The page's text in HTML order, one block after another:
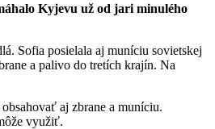
Kyjevu už od jari minulého
Sofia posielala aj muníciu sovietskej
a palivo do tretích krajín. Na
aj zbrane a muníciu.
využiť.